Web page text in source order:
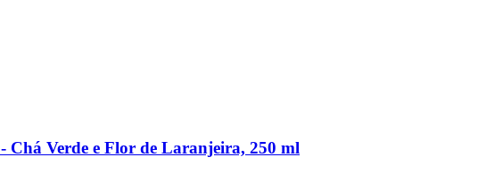
Chá Verde e Flor de Laranjeira, 250 ml